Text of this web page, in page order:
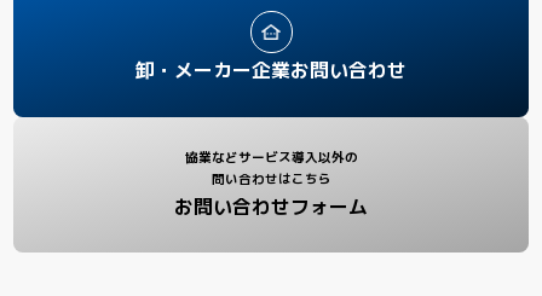
卸・メーカー企業お問い合わせ
協業などサービス導入以外の
問い合わせはこちら
お問い合わせフォーム